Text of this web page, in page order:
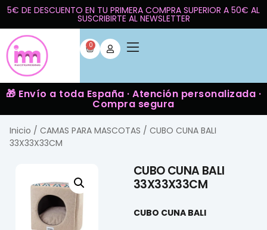
5€ DE DESCUENTO EN TU PRIMERA COMPRA SUPERIOR A 50€ AL
SUSCRIBIRTE AL NEWSLETTER
0
🎁 Envío a toda España · Atención personalizada ·
Compra segura
Inicio / CAMAS PARA MASCOTAS / CUBO CUNA BALI
33X33X33CM
CUBO CUNA BALI
33X33X33CM
CUBO CUNA BALI